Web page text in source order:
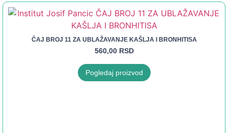
ČAJ BROJ 11 ZA UBLAŽAVANJE KAŠLJA I BRONHITISA
560,00 RSD
Pogledaj proizvod